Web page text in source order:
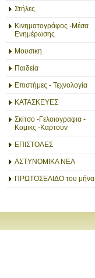
Στήλες
Κινηματογράφος -Μέσα
Ενημέρωσης
Μουσικη
Παιδεία
Επιστήμες - Τεχνολογία
ΚΑΤΑΣΚΕΥΕΣ
Σκίτσο -Γελοιογραφια -
Κομικς -Καρτουν
ΕΠΙΣΤΟΛΕΣ
ΑΣΤΥΝΟΜΙΚΑ ΝΕΑ
ΠΡΩΤΟΣΕΛΙΔΟ του μήνα